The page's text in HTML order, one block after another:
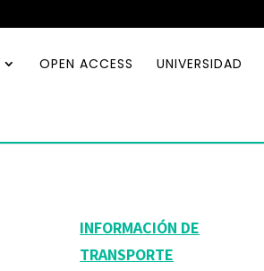
OPEN ACCESS UNIVERSIDAD
INFORMACIÓN DE
TRANSPORTE